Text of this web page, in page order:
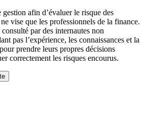
gestion afin d’évaluer le risque des
vise que les professionnels de la finance.
par des internautes non
pas l’expérience, les connaissances et la
prendre leurs propres décisions
correctement les risques encourus.